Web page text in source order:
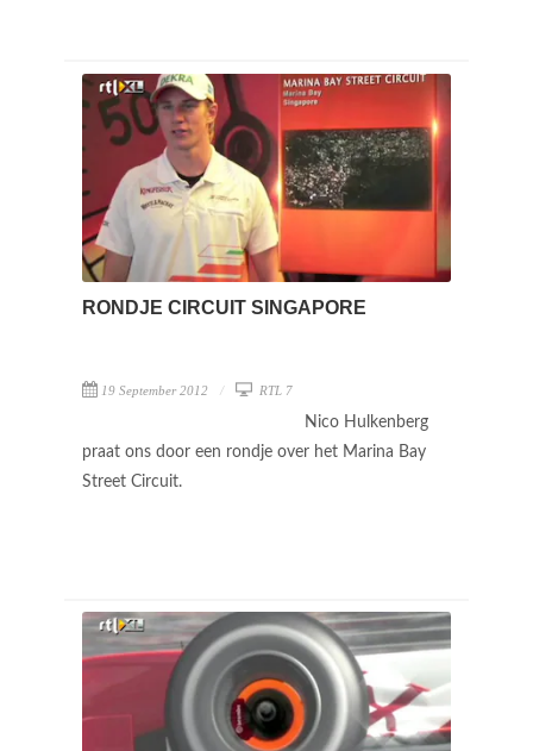
RONDJE CIRCUIT SINGAPORE
19 September 2012 RTL 7
Nico Hulkenberg
praat ons door een rondje over het Marina Bay
Street Circuit.